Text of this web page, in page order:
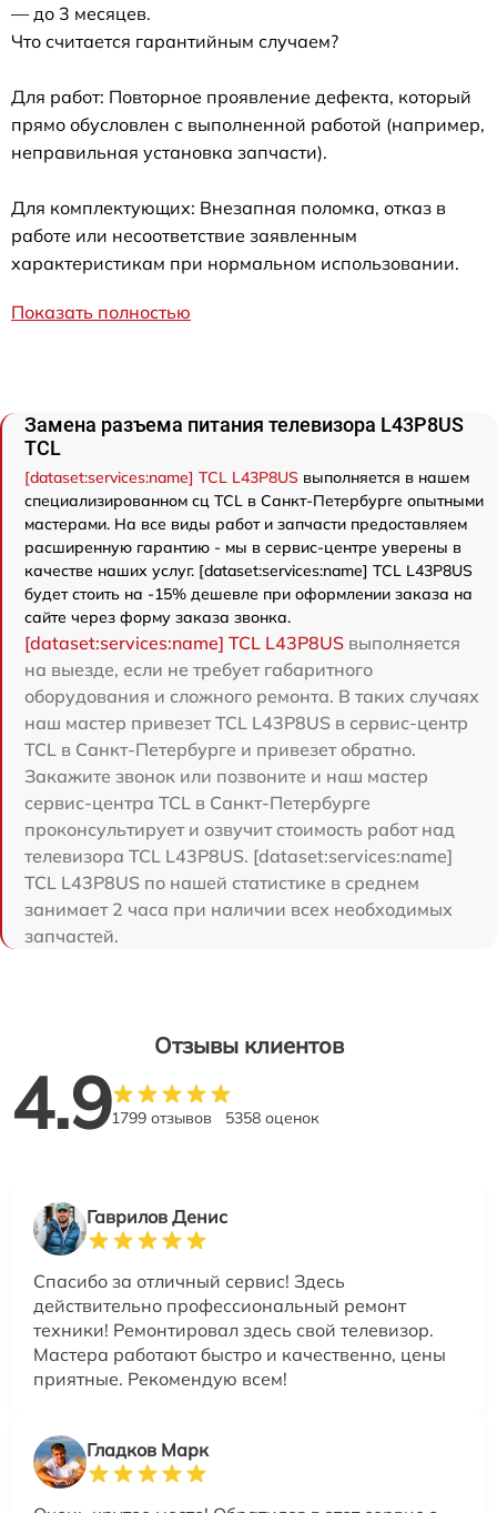
— до 3 месяцев.
Что считается гарантийным случаем?
Для работ: Повторное проявление дефекта, который
прямо обусловлен с выполненной работой (например,
неправильная установка запчасти).
Для комплектующих: Внезапная поломка, отказ в
работе или несоответствие заявленным
характеристикам при нормальном использовании.
Показать полностью
Замена разъема питания телевизора L43P8US
TCL
[dataset:services:name] TCL L43P8US выполняется в нашем
специализированном сц TCL в Санкт-Петербурге опытными
мастерами. На все виды работ и запчасти предоставляем
расширенную гарантию - мы в сервис-центре уверены в
качестве наших услуг. [dataset:services:name] TCL L43P8US
будет стоить на -15% дешевле при оформлении заказа на
сайте через форму заказа звонка.
[dataset:services:name] TCL L43P8US выполняется
на выезде, если не требует габаритного
оборудования и сложного ремонта. В таких случаях
наш мастер привезет TCL L43P8US в сервис-центр
TCL в Санкт-Петербурге и привезет обратно.
Закажите звонок или позвоните и наш мастер
сервис-центра TCL в Санкт-Петербурге
проконсультирует и озвучит стоимость работ над
телевизора TCL L43P8US. [dataset:services:name]
TCL L43P8US по нашей статистике в среднем
занимает 2 часа при наличии всех необходимых
запчастей.
Отзывы клиентов
4.91799 отзывов 5358 оценок
Гаврилов Денис
Спасибо за отличный сервис! Здесь
действительно профессиональный ремонт
техники! Ремонтировал здесь свой телевизор.
Мастера работают быстро и качественно, цены
приятные. Рекомендую всем!
Гладков Марк